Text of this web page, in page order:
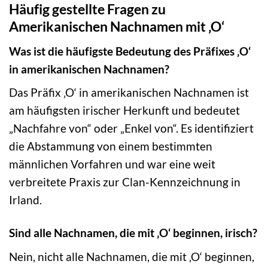
Häufig gestellte Fragen zu
Amerikanischen Nachnamen mit ‚O‘
Was ist die häufigste Bedeutung des Präfixes ‚O‘
in amerikanischen Nachnamen?
Das Präfix ‚O‘ in amerikanischen Nachnamen ist
am häufigsten irischer Herkunft und bedeutet
„Nachfahre von“ oder „Enkel von“. Es identifiziert
die Abstammung von einem bestimmten
männlichen Vorfahren und war eine weit
verbreitete Praxis zur Clan-Kennzeichnung in
Irland.
Sind alle Nachnamen, die mit ‚O‘ beginnen, irisch?
Nein, nicht alle Nachnamen, die mit ‚O‘ beginnen,